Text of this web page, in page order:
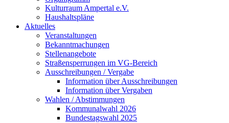
Kulturraum Ampertal e.V.
Haushaltspläne
Aktuelles
Veranstaltungen
Bekanntmachungen
Stellenangebote
Straßensperrungen im VG-Bereich
Ausschreibungen / Vergabe
Information über Ausschreibungen
Information über Vergaben
Wahlen / Abstimmungen
Kommunalwahl 2026
Bundestagswahl 2025